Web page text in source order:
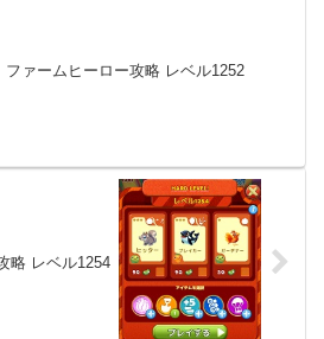
ファームヒーロー攻略 レベル1252
略 レベル1254